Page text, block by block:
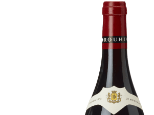
Visites & Dégustations quotidiennes
Expériences inédites
Balades dans les vignes